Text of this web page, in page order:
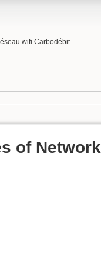
wifi Carbodébit
of Network